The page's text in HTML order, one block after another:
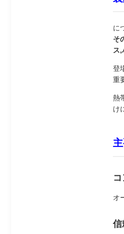
に
そ
ス
登
重
熱
け
オ
信